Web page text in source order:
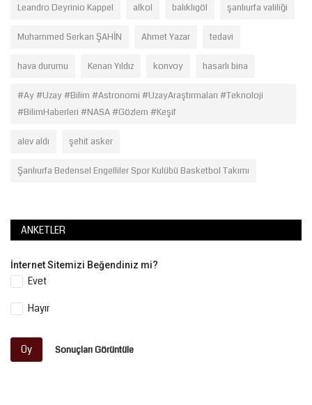
Leandro Deyrinio Kappel alkol balıklıgöl şanlıurfa valiliği
Muhammed Serkan ŞAHİN Ahmet Yazar tedavi
hava durumu Kenan Yıldız konvoy hasarlı bina
#Ay #Uzay #Bilim #Astronomi #UzayAraştırmaları #Teknoloji
#BilimHaberleri #NASA #Gözlem #Keşif
alev aldı şehit asker
Şanlıurfa Bedensel Engelliler Spor Kulübü Basketbol Takımı
ANKETLER
İnternet Sitemizi Beğendiniz mi?
Evet
Hayır
Oy Sonuçları Görüntüle